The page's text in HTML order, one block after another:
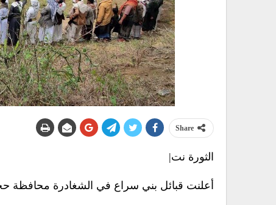
Share
الثورة نت|
أعلنت قبائل بني سراع في الشغادرة محافظة